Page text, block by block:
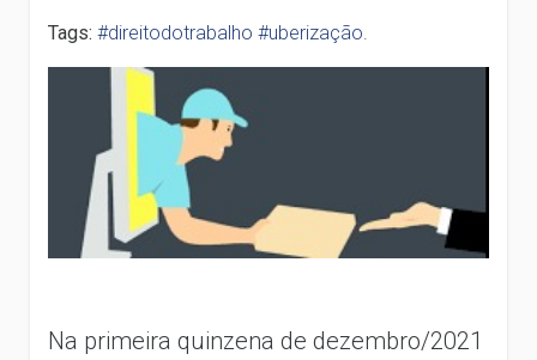
Tags: #direitodotrabalho #uberização.
Na primeira quinzena de dezembro/2021